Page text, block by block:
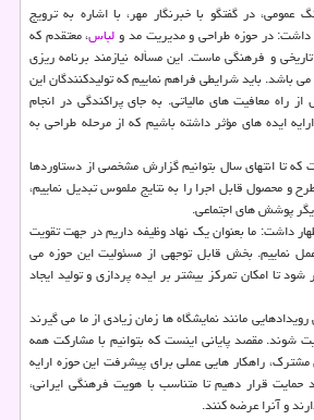
عمومی، در گفتگو با خبرنگار مهر، با اشاره به ترویج
داشت: در حوزه طراحی و مدیریت مد ولباس، معتقدم که
و فرهنگی ماست. این مسأله نیازمند برنامه ریزی
باشد. باید شرایطی فراهم نماییم که تولیدکنندگان این
راه معافیت های مالیاتی. به جای پراکندگی در انجام
ایده های مؤثر داشته باشیم که از مرحله طراحی به
تا انتهای سال بتوانیم گزارش مشخصی از دستاوردها
و محصول قابل اجرا را به نتایج ملموس تبدیل نماییم،
پوشش های اجتماعی.
داشت: ما بعنوان یک نهاد وظیفه داریم در جهت تقویت
نماییم. بخش قابل توجهی از مسئولیت این حوزه می
تا امکان تمرکز بیشتر بر ایده پردازی و تولید ایجاد
مانند نمایشگاه ها زمان زیادی از ما می گیرند
شوند. مقصد پایانی اینست که بتوانیم با مشارکت همه
راهکار هایی عملی برای پیشرفت این حوزه ارایه
حمایت قرار دهیم تا متناسب با هویت فرهنگی ایرانی،
و آنرا عرضه کنند.